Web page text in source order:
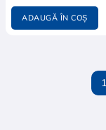
ADAUGĂ ÎN COȘ
1